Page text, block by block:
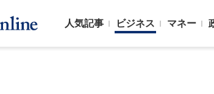
人気記事 ビジネス マネー